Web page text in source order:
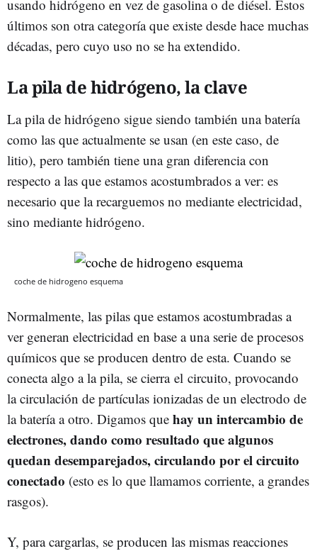
usando hidrógeno en vez de gasolina o de diésel. Estos
últimos son otra categoría que existe desde hace muchas
décadas, pero cuyo uso no se ha extendido.
La pila de hidrógeno, la clave
La pila de hidrógeno sigue siendo también una batería
como las que actualmente se usan (en este caso, de
litio), pero también tiene una gran diferencia con
respecto a las que estamos acostumbrados a ver: es
necesario que la recarguemos no mediante electricidad,
sino mediante hidrógeno.
coche de hidrogeno esquema
Normalmente, las pilas que estamos acostumbradas a
ver generan electricidad en base a una serie de procesos
químicos que se producen dentro de esta. Cuando se
conecta algo a la pila, se cierra el circuito, provocando
la circulación de partículas ionizadas de un electrodo de
la batería a otro. Digamos que hay un intercambio de
electrones, dando como resultado que algunos
quedan desemparejados, circulando por el circuito
conectado (esto es lo que llamamos corriente, a grandes
rasgos).
Y, para cargarlas, se producen las mismas reacciones